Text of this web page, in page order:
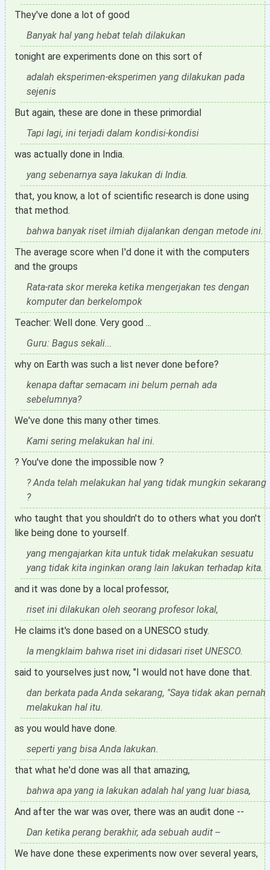
They've done a lot of good
Banyak hal yang hebat telah dilakukan
tonight are experiments done on this sort of
adalah eksperimen-eksperimen yang dilakukan pada
sejenis
But again, these are done in these primordial
Tapi lagi, ini terjadi dalam kondisi-kondisi
was actually done in India.
yang sebenarnya saya lakukan di India.
that, you know, a lot of scientific research is done using
that method.
bahwa banyak riset ilmiah dijalankan dengan metode ini.
The average score when I'd done it with the computers
and the groups
Rata-rata skor mereka ketika mengerjakan tes dengan
komputer dan berkelompok
Teacher: Well done. Very good ...
Guru: Bagus sekali...
why on Earth was such a list never done before?
kenapa daftar semacam ini belum pernah ada
sebelumnya?
We've done this many other times.
Kami sering melakukan hal ini.
? You've done the impossible now ?
? Anda telah melakukan hal yang tidak mungkin sekarang
?
who taught that you shouldn't do to others what you don't
like being done to yourself.
yang mengajarkan kita untuk tidak melakukan sesuatu
yang tidak kita inginkan orang lain lakukan terhadap kita.
and it was done by a local professor,
riset ini dilakukan oleh seorang profesor lokal,
He claims it's done based on a UNESCO study.
Ia mengklaim bahwa riset ini didasari riset UNESCO.
said to yourselves just now, "I would not have done that.
dan berkata pada Anda sekarang, "Saya tidak akan pernah
melakukan hal itu.
as you would have done.
seperti yang bisa Anda lakukan.
that what he'd done was all that amazing,
bahwa apa yang ia lakukan adalah hal yang luar biasa,
And after the war was over, there was an audit done --
Dan ketika perang berakhir, ada sebuah audit --
We have done these experiments now over several years,